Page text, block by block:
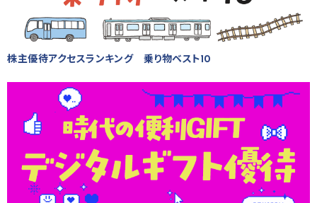
株主優待アクセスランキング 乗り物ベスト10